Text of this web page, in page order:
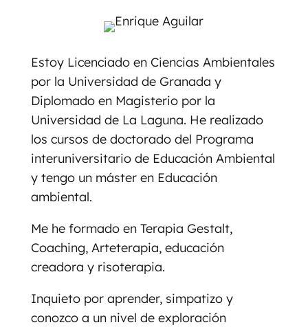
Estoy Licenciado en Ciencias Ambientales
por la Universidad de Granada y
Diplomado en Magisterio por la
Universidad de La Laguna. He realizado
los cursos de doctorado del Programa
interuniversitario de Educación Ambiental
y tengo un máster en Educación
ambiental.
Me he formado en Terapia Gestalt,
Coaching, Arteterapia, educación
creadora y risoterapia.
Inquieto por aprender, simpatizo y
conozco a un nivel de exploración